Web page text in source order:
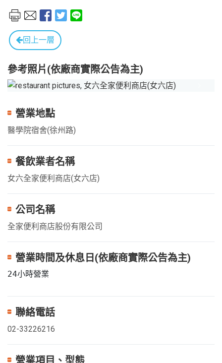
回上一層
參考照片(依廠商實際公告為主)
Previous
營業地點
醫學院宿舍(徐州路)
餐飲業者名稱
女六全家便利商店(女六店)
公司名稱
全家便利商店股份有限公司
營業時間及休息日(依廠商實際公告為主)
24小時營業
聯絡電話
02-33226216